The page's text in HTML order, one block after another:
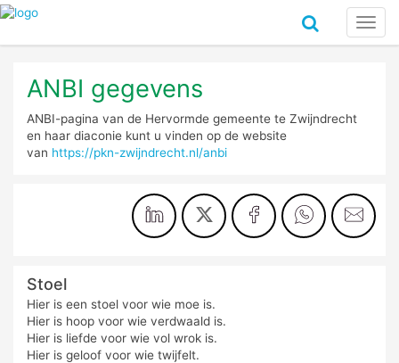
ANBI gegevens
ANBI-pagina van de Hervormde gemeente te Zwijndrecht
en haar diaconie kunt u vinden op de website
van https://pkn-zwijndrecht.nl/anbi
Stoel
Hier is een stoel voor wie moe is.
Hier is hoop voor wie verdwaald is.
Hier is liefde voor wie vol wrok is.
Hier is geloof voor wie twijfelt.